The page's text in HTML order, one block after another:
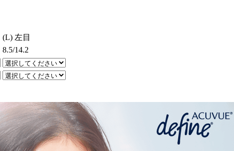
(L) 左目
8.5/14.2